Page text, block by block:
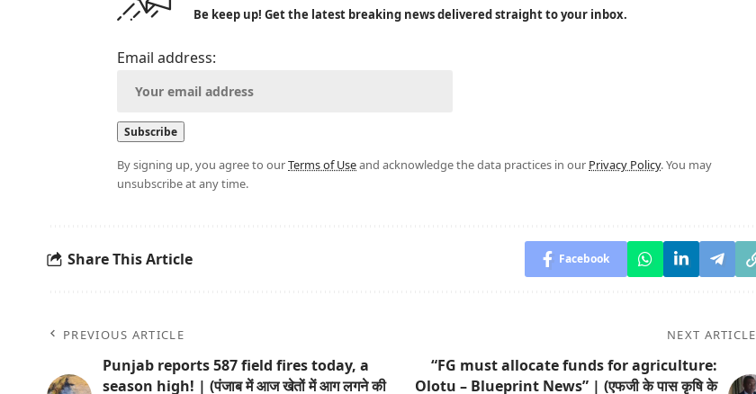
Be keep up! Get the latest breaking news delivered straight to your inbox.
Email address:
By signing up, you agree to ourTerms of Useand acknowledge the data practices in our Privacy Policy. You may
unsubscribe at any time.
Share This Article Facebook
PREVIOUS ARTICLE
Punjab reports 587 field fires today, a
season high! | (पंजाब में आज खेतों में आग लगने की
NEXT ARTICLE
“FG must allocate funds for agriculture:
Olotu – Blueprint News” | (एफजी के पास कृषि के